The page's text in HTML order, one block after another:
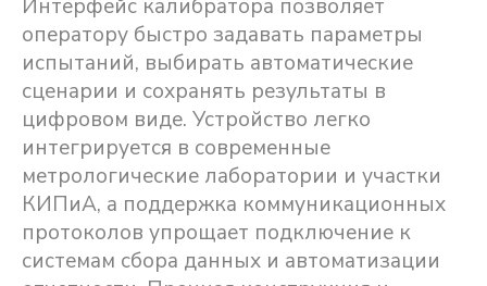
Интерфейс калибратора позволяет
оператору быстро задавать параметры
испытаний, выбирать автоматические
сценарии и сохранять результаты в
цифровом виде. Устройство легко
интегрируется в современные
метрологические лаборатории и участки
КИПиА, а поддержка коммуникационных
протоколов упрощает подключение к
системам сбора данных и автоматизации